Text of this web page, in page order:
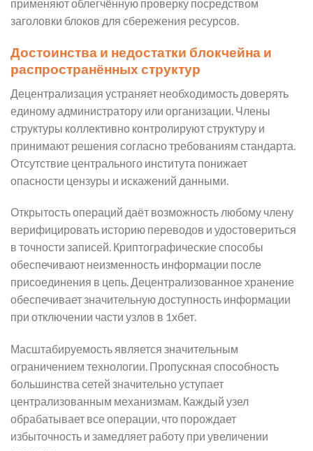
применяют облегчённую проверку посредством
заголовки блоков для сбережения ресурсов.
Достоинства и недостатки блокчейна и
распространённых структур
Децентрализация устраняет необходимость доверять
единому администратору или организации. Члены
структуры коллективно контролируют структуру и
принимают решения согласно требованиям стандарта.
Отсутствие центрального института понижает
опасности цензуры и искажений данными.
Открытость операций даёт возможность любому члену
верифицировать историю переводов и удостовериться
в точности записей. Криптографические способы
обеспечивают неизменность информации после
присоединения в цепь. Децентрализованное хранение
обеспечивает значительную доступность информации
при отключении части узлов в 1хбет.
Масштабируемость является значительным
ограничением технологии. Пропускная способность
большинства сетей значительно уступает
централизованным механизмам. Каждый узел
обрабатывает все операции, что порождает
избыточность и замедляет работу при увеличении